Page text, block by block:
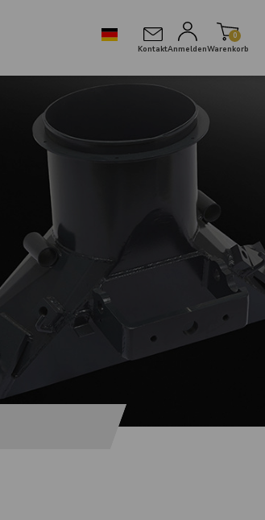
KontaktAnmelden
0
Warenkorb